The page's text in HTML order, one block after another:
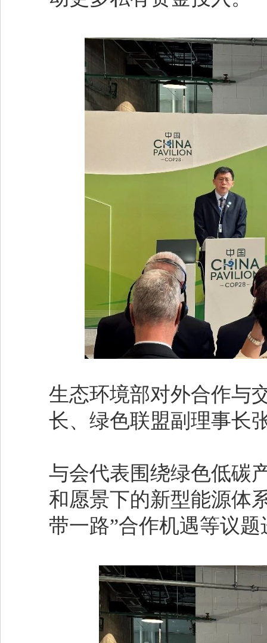
生态环境部对外合作与
长、绿色联盟副理事长
与会代表围绕绿色低碳
和愿景下的新型能源体
带一路”合作机遇等议